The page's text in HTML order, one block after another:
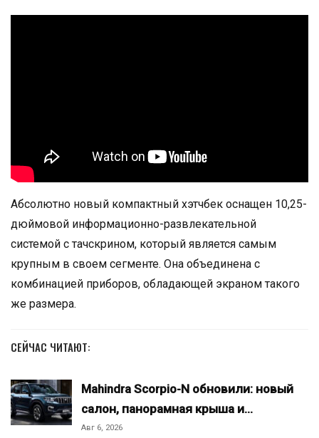
Абсолютно новый компактный хэтчбек оснащен 10,25-
дюймовой информационно-развлекательной
системой с тачскрином, который является самым
крупным в своем сегменте. Она объединена с
комбинацией приборов, обладающей экраном такого
же размера.
СЕЙЧАС ЧИТАЮТ:
Mahindra Scorpio-N обновили: новый
салон, панорамная крыша и…
Авг 6, 2026